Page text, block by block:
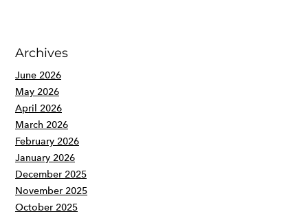
Archives
June 2026
May 2026
April 2026
March 2026
February 2026
January 2026
December 2025
November 2025
October 2025